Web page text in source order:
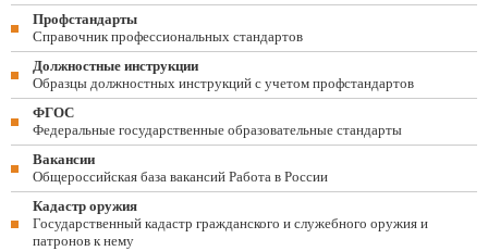
Профстандарты
Справочник профессиональных стандартов
Должностные инструкции
Образцы должностных инструкций с учетом профстандартов
ФГОС
Федеральные государственные образовательные стандарты
Вакансии
Общероссийская база вакансий Работа в России
Кадастр оружия
Государственный кадастр гражданского и служебного оружия и
патронов к нему